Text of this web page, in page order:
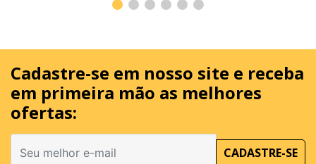
Cadastre-se em nosso site e receba
em primeira mão as melhores
ofertas:
CADASTRE-SE